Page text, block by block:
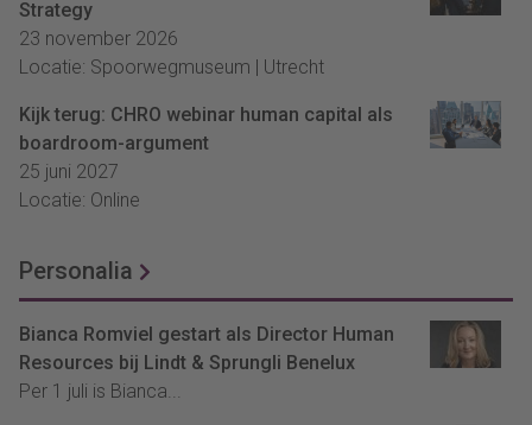
Strategy
23 november 2026
Locatie: Spoorwegmuseum | Utrecht
Kijk terug: CHRO webinar human capital als
boardroom-argument
25 juni 2027
Locatie: Online
Personalia
Bianca Romviel gestart als Director Human
Resources bij Lindt & Sprungli Benelux
Per 1 juli is Bianca...